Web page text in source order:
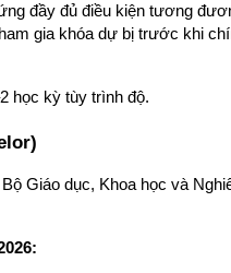
đầy đủ điều kiện tương
gia khóa dự bị trước khi
học kỳ tùy trình độ.
Giáo dục, Khoa học và